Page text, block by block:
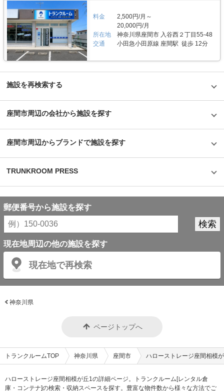
リを使って施設のエントランスキーを解錠でき、スタッフの立会いがなくて
もスムーズに内覧できます。また、Webやスマホのみでも契約申し込みが
できるので、最短即日利用も可能です。不明点があれば、お気軽にお問い合
わせください。 編集後記 誰もが知っているキャラクター「キティちゃん」
がビル正面に大きく貼られているトランクハウス24。インパクトがありな
がらも、街の景色に馴染んでいる親しみやすい印象を受けた。2018年から
開始した新しいトランクルームのサービスだが、そのはじめたきっかけをお
国内トップシェアを誇る企業だが、郊外にあることも多く、車を利用して自
いたいときに使える場所にあるという利点があり、女性が使いずらいという
イメージも安心のセキュリティやクリーンで清潔な部屋といった機能面でも
カバーしている。一度使ってみるとその便利さが気に入り、長く継続して使
料金
2,500円/月～
20,000円/月
所在地
神奈川県座間市 入谷西２丁目55-48
交通
小田急小田原線 座間駅 徒歩 12分
施設を再検索する
座間市周辺の会社から施設を探す
座間市周辺からブランドで施設を探す
TRUNKROOM PRESS
郵便番号から施設を探す
現在地周辺の他の施設を探す
現在地で再検索
神奈川県
ページトップへ
トランクルームTOP 神奈川県 座間市 ハローストレージ座間相模
ハローストレージ座間相模が丘1の詳細ページ。トランクルーム[レンタル倉
庫・コンテナ]の検索・収納スペースを探す。豊富な物件数から様々な方法でご